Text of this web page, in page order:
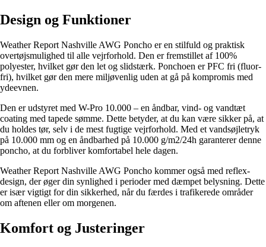
Design og Funktioner
Weather Report Nashville AWG Poncho er en stilfuld og praktisk
overtøjsmulighed til alle vejrforhold. Den er fremstillet af 100%
polyester, hvilket gør den let og slidstærk. Ponchoen er PFC fri (fluor-
fri), hvilket gør den mere miljøvenlig uden at gå på kompromis med
ydeevnen.
Den er udstyret med W-Pro 10.000 – en åndbar, vind- og vandtæt
coating med tapede sømme. Dette betyder, at du kan være sikker på, at
du holdes tør, selv i de mest fugtige vejrforhold. Med et vandsøjletryk
på 10.000 mm og en åndbarhed på 10.000 g/m2/24h garanterer denne
poncho, at du forbliver komfortabel hele dagen.
Weather Report Nashville AWG Poncho kommer også med reflex-
design, der øger din synlighed i perioder med dæmpet belysning. Dette
er især vigtigt for din sikkerhed, når du færdes i trafikerede områder
om aftenen eller om morgenen.
Komfort og Justeringer